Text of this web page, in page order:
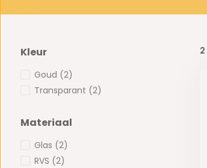
Kleur
Goud (2)
Transparant (2)
Materiaal
Glas (2)
RVS (2)
2